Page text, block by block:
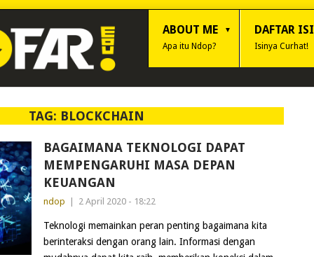
ABOUT ME
Apa itu Ndop?
DAFTAR ISI
Isinya Curhat!
TAG: BLOCKCHAIN
BAGAIMANA TEKNOLOGI DAPAT
MEMPENGARUHI MASA DEPAN
KEUANGAN
ndop 2 April 2020 - 18:22
Teknologi memainkan peran penting bagaimana kita
berinteraksi dengan orang lain. Informasi dengan